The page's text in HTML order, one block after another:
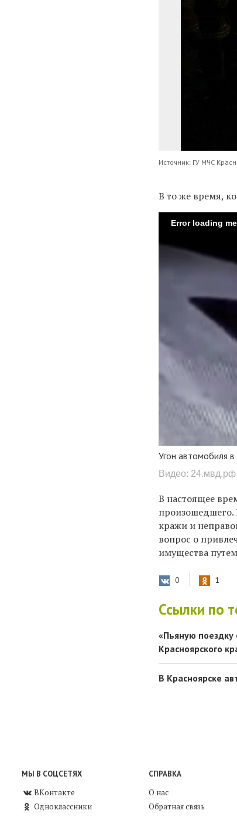
Источник: ГУ МЧС
В то же время,
Error loading
Угон автомобиля в
Видео: 24.мвд.рф
В настоящее
произошедшего.
кражи и
вопрос о
имущества
0 1
Ссылки по
«Пьяную поездку
Красноярского
В Красноярске
МЫ В СОЦСЕТЯХ
ВКонтакте
Одноклассники
СПРАВКА
О нас
Обратная связь